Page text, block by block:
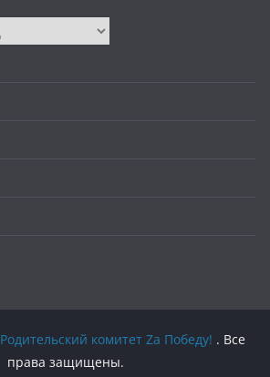
Родительский комитет Zа Победу! . Все
права защищены.